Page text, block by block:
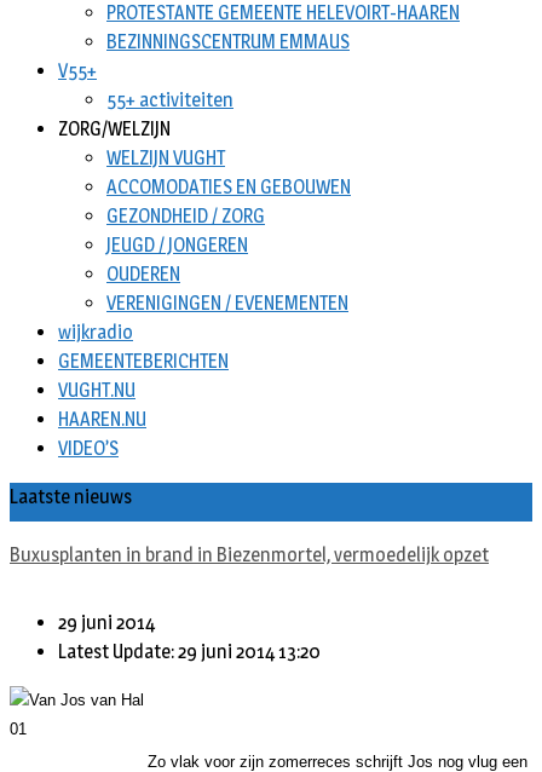
PROTESTANTE GEMEENTE HELEVOIRT-HAAREN
BEZINNINGSCENTRUM EMMAUS
V55+
55+ activiteiten
ZORG/WELZIJN
WELZIJN VUGHT
ACCOMODATIES EN GEBOUWEN
GEZONDHEID / ZORG
JEUGD / JONGEREN
OUDEREN
VERENIGINGEN / EVENEMENTEN
wijkradio
GEMEENTEBERICHTEN
VUGHT.NU
HAAREN.NU
VIDEO’S
Laatste nieuws
Buxusplanten in brand in Biezenmortel, vermoedelijk opzet
29 juni 2014
Latest Update: 29 juni 2014 13:20
Zo vlak voor zijn zomerreces schrijft Jos nog vlug een